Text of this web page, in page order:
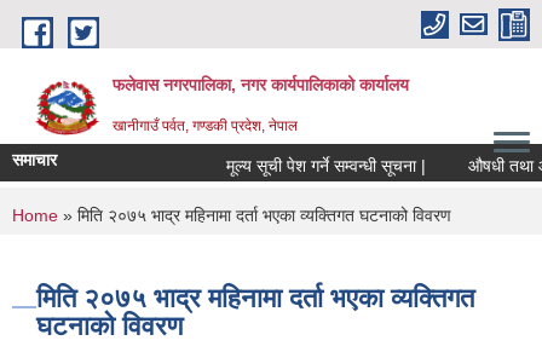
Skip to main content
फलेवास नगरपालिका, नगर कार्यपालिकाको कार्यालय
खानीगाउँ पर्वत, गण्डकी प्रदेश, नेपाल
समाचार मूल्य सूची पेश गर्ने सम्वन्धी सूचना | औषधी तथा
You are here
Home » मिति २०७५ भाद्र महिनामा दर्ता भएका व्यक्तिगत घटनाको विवरण
मिति २०७५ भाद्र महिनामा दर्ता भएका व्यक्तिगत
घटनाको विवरण